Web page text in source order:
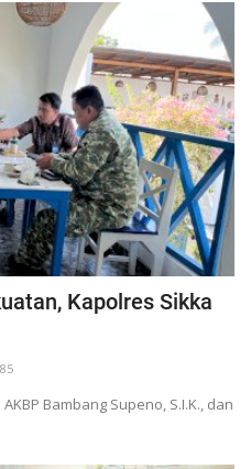
Kapolres Sikka
Bambang Supeno, S.I.K., dan